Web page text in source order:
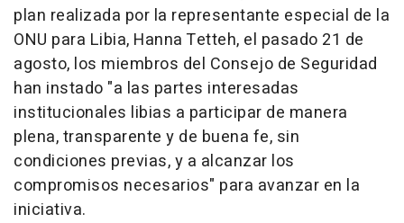
plan realizada por la representante especial de la
ONU para Libia, Hanna Tetteh, el pasado 21 de
agosto, los miembros del Consejo de Seguridad
han instado "a las partes interesadas
institucionales libias a participar de manera
plena, transparente y de buena fe, sin
condiciones previas, y a alcanzar los
compromisos necesarios" para avanzar en la
iniciativa.